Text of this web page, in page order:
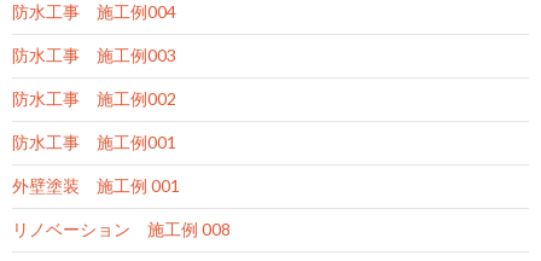
防水工事 施工例004
防水工事 施工例003
防水工事 施工例002
防水工事 施工例001
外壁塗装 施工例 001
リノベーション 施工例 008